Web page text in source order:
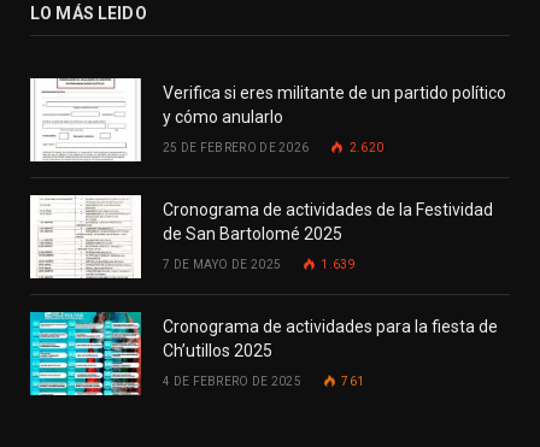
LO MÁS LEIDO
Verifica si eres militante de un partido político
y cómo anularlo
25 DE FEBRERO DE 2026 2.620
Cronograma de actividades de la Festividad
de San Bartolomé 2025
7 DE MAYO DE 2025 1.639
Cronograma de actividades para la fiesta de
Ch’utillos 2025
4 DE FEBRERO DE 2025 761